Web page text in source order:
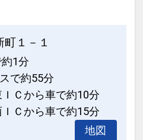
/ チェックアウト
あり）
沢は、近江町市場
るモダンなデザイ
、リゾート、記念
しらった、モダンで
加賀五彩」と呼ばれ
ります。
浴場がございます
、サウナ付大浴場。
モダンなスタイルの
１－１
1分
で約55分
Ｃから車で約10分
Ｃから車で約15分
地図